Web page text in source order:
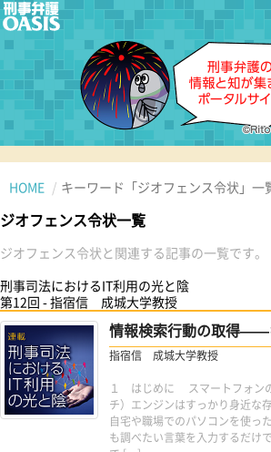
HOME キーワード「ジオフェンス令状」一
ジオフェンス令状一覧
ジオフェンス令状と関連する記事の一覧です。
刑事司法におけるIT利用の光と陰
第12回 - 指宿信 成城大学教授
情報検索行動の取得——
指宿信 成城大学教授
１ はじめに スマートフォン
チ）エンジンはすっかり身近な
自宅や職場でのパソコンを使っ
も調べたい言葉を入力するだけ